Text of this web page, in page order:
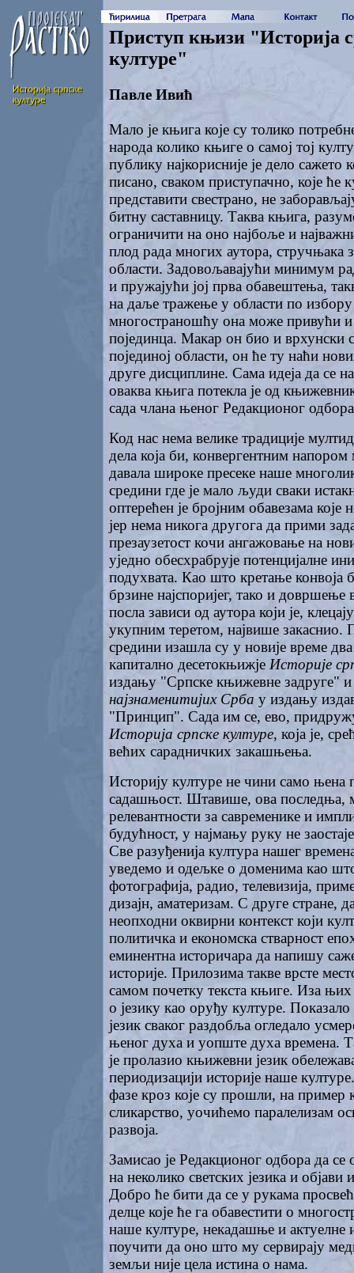
Приступ књизи "Историја
културе"
Павле Ивић
Мало је књига које су толико
народа колико књиге о самој тој
публику најкорисније је дело сажето
писано, сваком приступачно, које ће
представити свестрано, не
битну саставницу. Таква књига,
ограничити на оно најбоље и
плод рада многих аутора, стручњака
области. Задовољавајући минимум
и пружајући јој прва обавештења,
на даље тражење у области по
многостраношћу она може привући и
појединца. Макар он био и врхунски
појединој области, он ће ту наћи
друге дисциплине. Сама идеја да се
оваква књига потекла је од
сада члана њеног Редакционог
Код нас нема велике традиције
дела која би, конвергентним
давала широке пресеке наше
средини где је мало људи сваки
оптерећен је бројним обавезама које
јер нема никога другога да прими
презаузетост кочи ангажовање на
уједно обесхрабрује потенцијалне
подухвата. Као што кретање конвоја
брзине најспоријег, тако и довршење
посла зависи од аутора који је,
укупним теретом, највише закаснио.
средини изашла су у новије време два
капитално десетокњижје Историје
издању "Српске књижевне задруге"
најзнаменитијих Срба у издању
"Принцип". Сада им се, ево,
Историја српске културе, која је,
већих сарадничких закашњења.
Историју културе не чини само њена
садашњост. Штавише, ова последња,
релевантности за савременике и
будућност, у најмању руку не
Све разуђенија култура нашег
уведемо и одељке о доменима као
фотографија, радио, телевизија,
дизајн, аматеризам. С друге стране,
неопходни оквирни контекст који
политичка и економска стварност
еминентна историчара да напишу
историје. Прилозима такве врсте
самом почетку текста књиге. Иза
о језику као оруђу културе.
језик сваког раздобља огледало
њеног духа и уопште духа времена.
је пролазио књижевни језик
периодизацији историје наше
фазе кроз које су прошли, на пример
сликарство, уочићемо паралелизам
развоја.
Замисао је Редакционог одбора да се
на неколико светских језика и објави
Добро ће бити да се у рукама
делце које ће га обавестити о
наше културе, некадашње и актуелне
поучити да оно што му сервирају
земљи није цела истина о нама.